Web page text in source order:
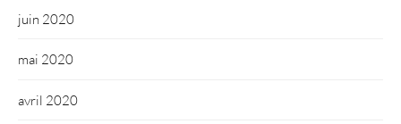
juin 2020
mai 2020
avril 2020